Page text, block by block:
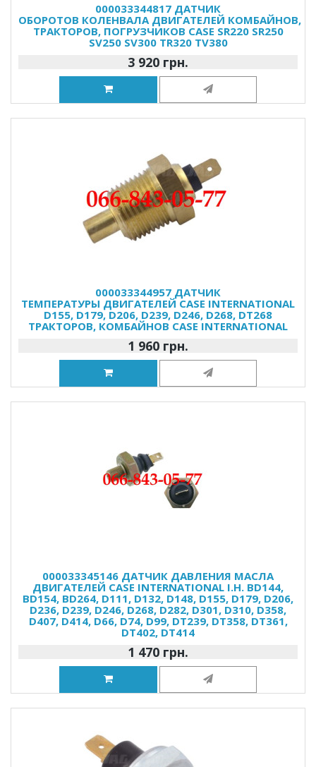
000033344817 ДАТЧИК
ОБОРОТОВ КОЛЕНВАЛА ДВИГАТЕЛЕЙ КОМБАЙНОВ,
ТРАКТОРОВ, ПОГРУЗЧИКОВ CASE SR220 SR250
SV250 SV300 TR320 TV380
3 920 грн.
000033344957 ДАТЧИК
ТЕМПЕРАТУРЫ ДВИГАТЕЛЕЙ CASE INTERNATIONAL
D155, D179, D206, D239, D246, D268, DT268
ТРАКТОРОВ, КОМБАЙНОВ CASE INTERNATIONAL
1 960 грн.
000033345146 ДАТЧИК ДАВЛЕНИЯ МАСЛА
ДВИГАТЕЛЕЙ CASE INTERNATIONAL I.H. BD144,
BD154, BD264, D111, D132, D148, D155, D179, D206,
D236, D239, D246, D268, D282, D301, D310, D358,
D407, D414, D66, D74, D99, DT239, DT358, DT361,
DT402, DT414
1 470 грн.